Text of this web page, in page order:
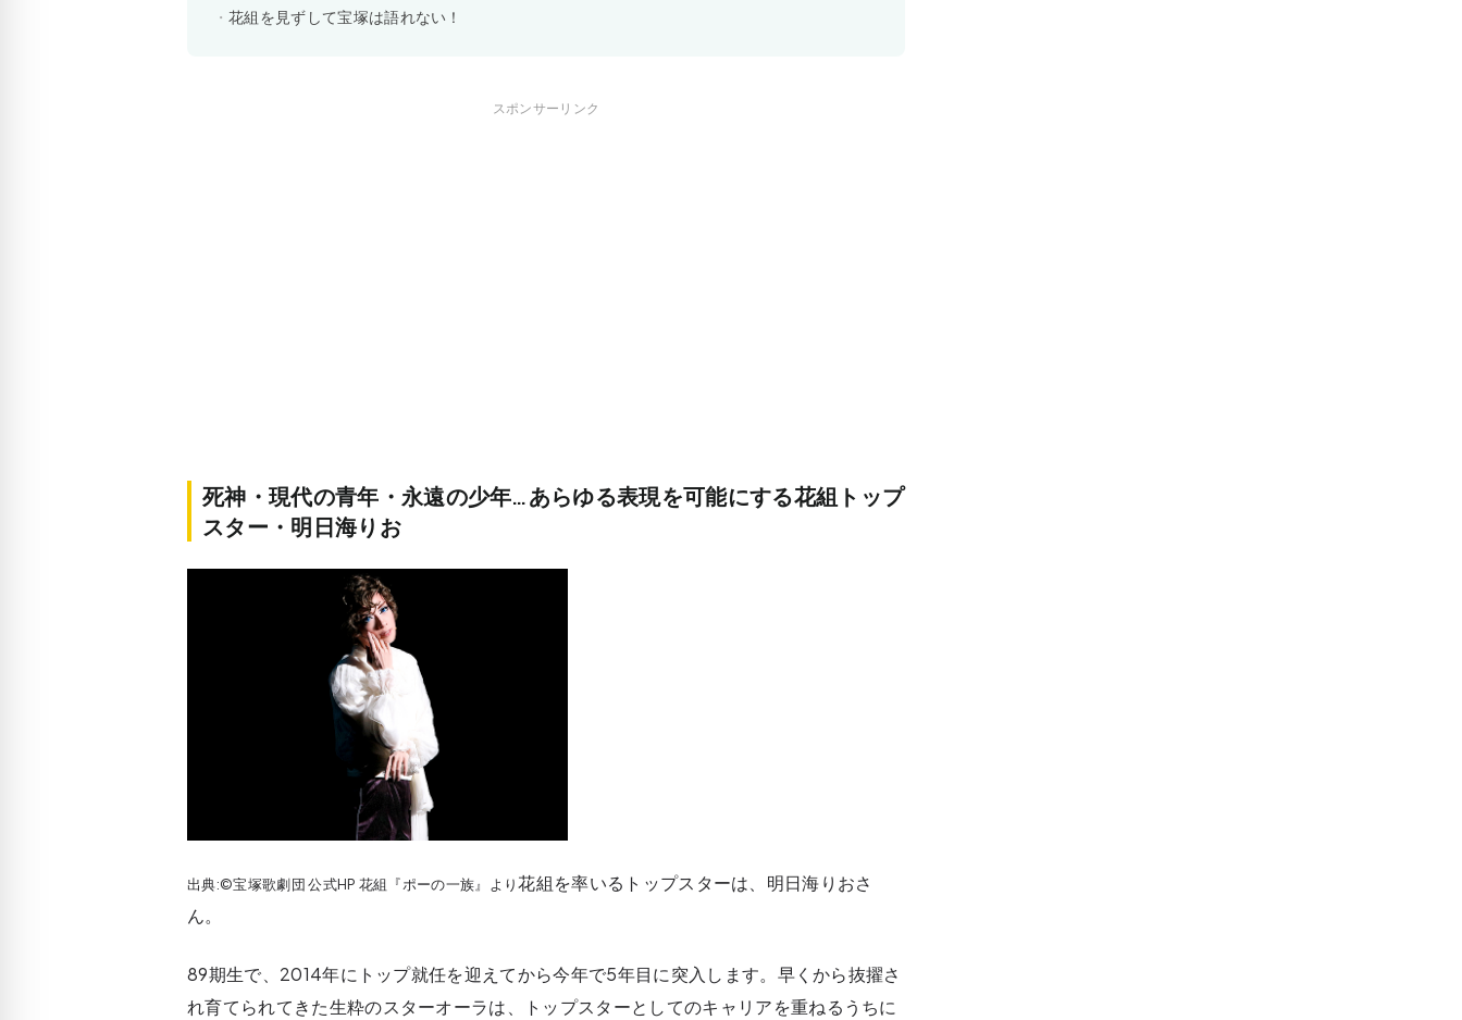
花組を見ずして宝塚は語れない！
スポンサーリンク
死神・現代の青年・永遠の少年…あらゆる表現を可能にする花組トップ
スター・明日海りお
出典:©宝塚歌劇団 公式HP 花組『ポーの一族』より花組を率いるトップスターは、明日海りおさ
ん。
89期生で、2014年にトップ就任を迎えてから今年で5年目に突入します。早くから抜擢さ
れ育てられてきた生粋のスターオーラは、トップスターとしてのキャリアを重ねるうちに